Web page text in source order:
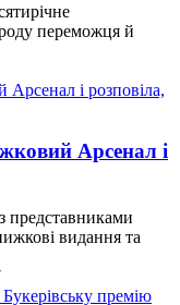
переможця й
Арсенал і
представниками
видання та